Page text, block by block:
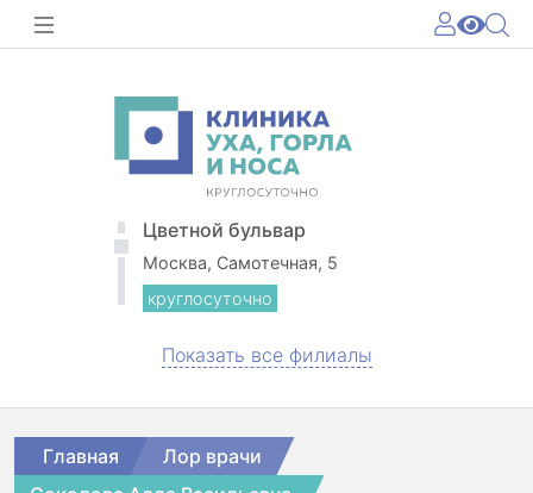
Цветной бульвар
Москва, Самотечная, 5
круглосуточно
Показать все филиалы
Главная
Лор врачи